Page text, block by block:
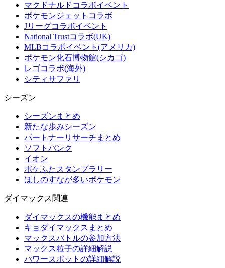
マクドナルドコラボイベント
ポケモンジェットコラボ
Jリーグコラボイベント
National Trustコラボ(UK)
MLBコラボイベント(アメリカ)
ポケモン化石博物館(シカゴ)
レゴコラボ(海外)
シティサファリ
シーズン
シーズンまとめ
新たな歩みシーズン
パートナーリサーチまとめ
ソフトバンク
イオン
ポケふたスタンプラリー
ほしのすなが多いポケモン
ダイマックス関連
ダイマックスの機能まとめ
キョダイマックスまとめ
マックスバトルの参加方法
マックス粒子の詳細解説
パワースポットの詳細解説